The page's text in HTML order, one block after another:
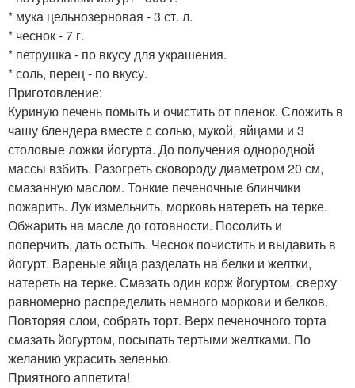
* мука цельнозерновая - 3 ст. л.
* чеснок - 7 г.
* петрушка - по вкусу для украшения.
* соль, перец - по вкусу.
Приготовление:
Куриную печень помыть и очистить от пленок. Сложить в
чашу блендера вместе с солью, мукой, яйцами и 3
столовые ложки йогурта. До получения однородной
массы взбить. Разогреть сковороду диаметром 20 см,
смазанную маслом. Тонкие печеночные блинчики
пожарить. Лук измельчить, морковь натереть на терке.
Обжарить на масле до готовности. Посолить и
поперчить, дать остыть. Чеснок почистить и выдавить в
йогурт. Вареные яйца разделать на белки и желтки,
натереть на терке. Смазать один корж йогуртом, сверху
равномерно распределить немного моркови и белков.
Повторяя слои, собрать торт. Верх печеночного торта
смазать йогуртом, посыпать тертыми желтками. По
желанию украсить зеленью.
Приятного аппетита!